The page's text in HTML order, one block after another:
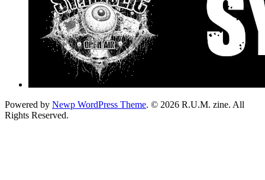
Powered by Newp WordPress Theme. © 2026 R.U.M. zine. All
Rights Reserved.